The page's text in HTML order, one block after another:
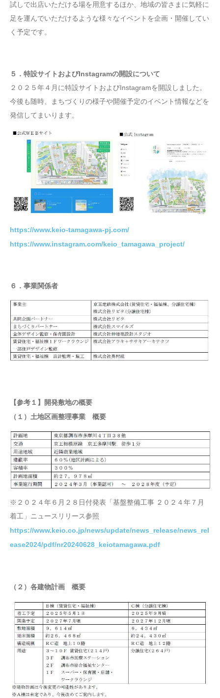
試しで出店いただける場を用意するほか、地域の皆さまに気軽に
足を運んでいただけるような様々なイベントを企画・開催してい
く予定です。
５．特設サイトおよびInstagramの開設について
２０２５年４月に特設サイトおよびInstagramを開設しました。
今後も随時、まちづくりの様子や開催予定のイベント情報などを
発信してまいります。
https://www.keio-tamagawa-pj.com/
https://www.instagram.com/keio_tamagawa_project/
６．事業関係者
【参考１】開発敷地の概要
（１）土地区画整理事業 概要
※２０２４年６月２８日付発表「基盤整備工事 ２０２４年７月
着工」ニュースリリース参照
https://www.keio.co.jp/news/update/news_release/news_rel
ease2024/pdf/nr20240628_keiotamagawa.pdf
（２）各建物計画 概要